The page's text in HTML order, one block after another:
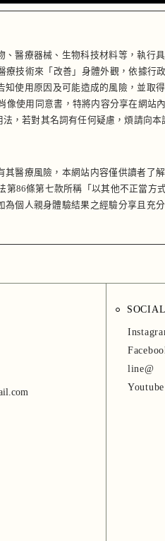
、醫療器械、生物科技材料等，執
技術來「改善」身體外觀，依據行
使用原因及可能造成的風險，並取
使用同意書，特將内容分享在網站
，若對其名詞有任何疑慮，煩請向
醫療風險，本網站内容僅供讀者了
86條第七款所稱「以其他不正當方
個人親身體驗結果之經驗分享且充
SOCIAL
line@
Youtube